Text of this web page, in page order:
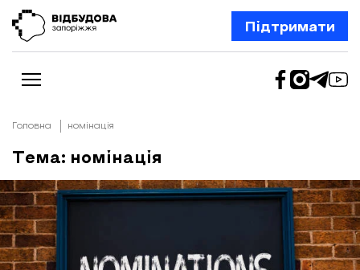
Підтримати
Новини
Відбудова Запоріжжя
Ексклюзив
Бізнес
Шлях додому
Відбудова. Життя
Головна номінація
Тема: номінація